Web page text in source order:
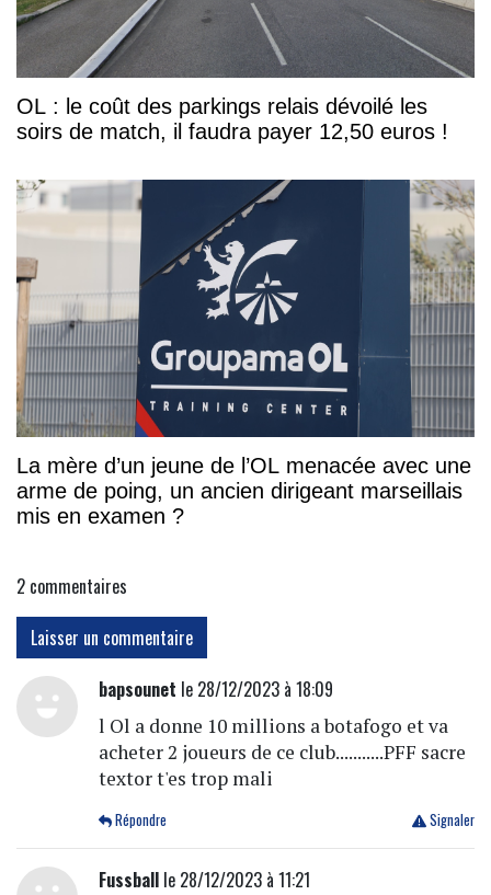
OL : le coût des parkings relais dévoilé les
soirs de match, il faudra payer 12,50 euros !
La mère d’un jeune de l’OL menacée avec une
arme de poing, un ancien dirigeant marseillais
mis en examen ?
2 commentaires
Laisser un commentaire
bapsounet le 28/12/2023 à 18:09
l Ol a donne 10 millions a botafogo et va
acheter 2 joueurs de ce club...........PFF sacre
textor t'es trop mali
Signaler
Répondre
Fussballle 28/12/2023 à 11:21